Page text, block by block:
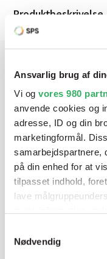
Ansvarlig brug af
Vi og vores 980
anvende cookies og
adresse, ID og din
marketingformål.
samarbejdspartnere,
på din enhed for at
tilpasset indhold,
lave
tilbage eller ændre
Nødvendig
Produktbeskrivelse
Har du brug
klar ved
Vi tilbyder et bredt
autolakering. Lige
en sprøjtepistol eller